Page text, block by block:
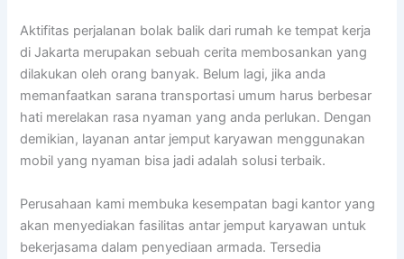
Aktifitas perjalanan bolak balik dari rumah ke tempat kerja
di Jakarta merupakan sebuah cerita membosankan yang
dilakukan oleh orang banyak. Belum lagi, jika anda
memanfaatkan sarana transportasi umum harus berbesar
hati merelakan rasa nyaman yang anda perlukan. Dengan
demikian, layanan antar jemput karyawan menggunakan
mobil yang nyaman bisa jadi adalah solusi terbaik.
Perusahaan kami membuka kesempatan bagi kantor yang
akan menyediakan fasilitas antar jemput karyawan untuk
bekerjasama dalam penyediaan armada. Tersedia